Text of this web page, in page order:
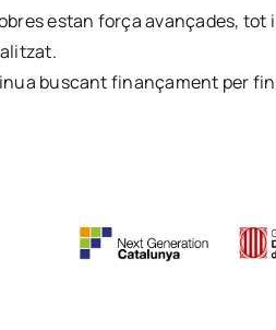
estan força avançades, tot
buscant finançament per